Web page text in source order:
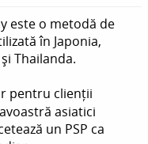
este o metodă de
în Japonia,
Thailanda.
pentru clienții
asiatici
un PSP ca